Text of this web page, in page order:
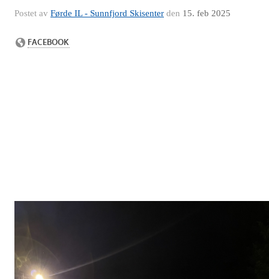
Postet av Førde IL - Sunnfjord Skisenter den 15. feb 2025